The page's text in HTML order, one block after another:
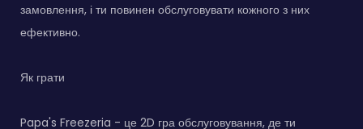
замовлення, і ти повинен обслуговувати кожного з них
ефективно.
Як грати
Papa's Freezeria - це 2D гра обслуговування, де ти